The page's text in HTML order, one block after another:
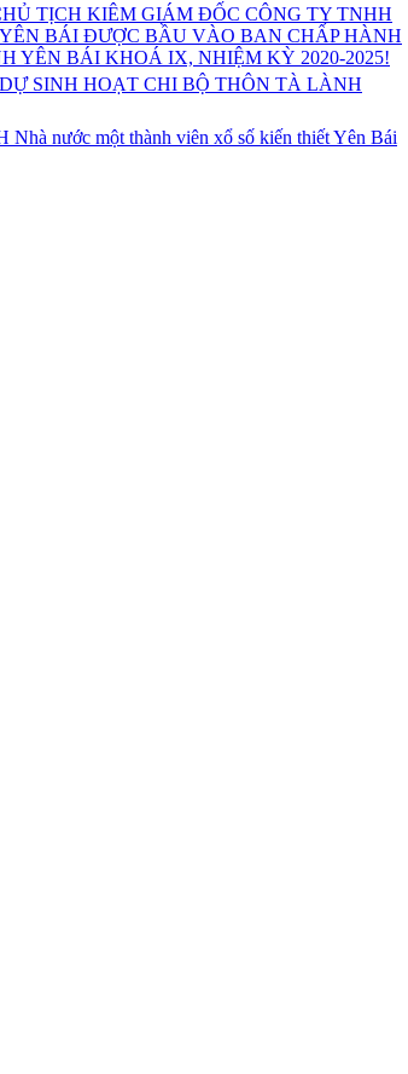
TỊCH KIÊM GIÁM ĐỐC CÔNG TY TNHH
BÁI ĐƯỢC BẦU VÀO BAN CHẤP HÀNH
YÊN BÁI KHOÁ IX, NHIỆM KỲ 2020-2025!
SINH HOẠT CHI BỘ THÔN TÀ LÀNH
nước một thành viên xổ số kiến thiết Yên Bái